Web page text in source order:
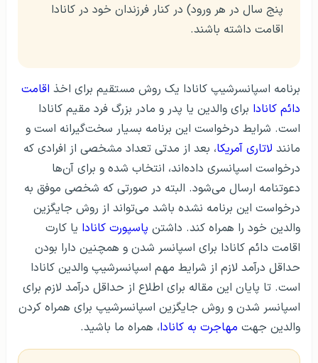
پنج سال در هر ورود) در کنار فرزندان خود در کانادا
اقامت داشته باشند.
برنامه اسپانسرشیپ کانادا یک روش مستقیم برای اخذ اقامت
دائم کانادا برای والدین یا پدر و مادر بزرگ فرد مقیم کانادا
است. شرایط درخواست این برنامه بسیار سخت‌گیرانه است و
مانند لاتاری آمریکا، بعد از مدتی تعداد مشخصی از افرادی که
درخواست اسپانسری داده‌اند، انتخاب شده و برای آن‌ها
دعوتنامه ارسال می‌شود. البته در صورتی که شخصی موفق به
درخواست این برنامه نشده باشد می‌تواند از روش جایگزین
والدین خود را همراه کند. داشتن پاسپورت کانادا یا کارت
اقامت دائم کانادا برای اسپانسر شدن و همچنین دارا بودن
حداقل درآمد لازم از شرایط مهم اسپانسرشیپ والدین کانادا
است. تا پایان این مقاله برای اطلاع از حداقل درآمد لازم برای
اسپانسر شدن و روش جایگزین اسپانسرشیپ برای همراه کردن
والدین جهت مهاجرت به کانادا، همراه ما باشید.